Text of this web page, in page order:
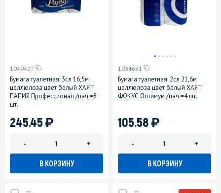
1040427
Бумага туалетная: 3сл 16,5м
целлюлоза цвет белый ХАЯТ
ПАПИЯ Профессионал /пач.=8
шт.
245.45)
- +
В КОРЗИНУ
1034651
Бумага туалетная: 2сл 21,6м
целлюлоза цвет белый ХАЯТ
ФОКУС Оптимум /пач.=4 шт.
105.58)
- +
В КОРЗИНУ